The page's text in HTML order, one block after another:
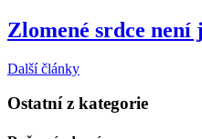
Zlomené srdce není
Další články
Ostatní z kategorie